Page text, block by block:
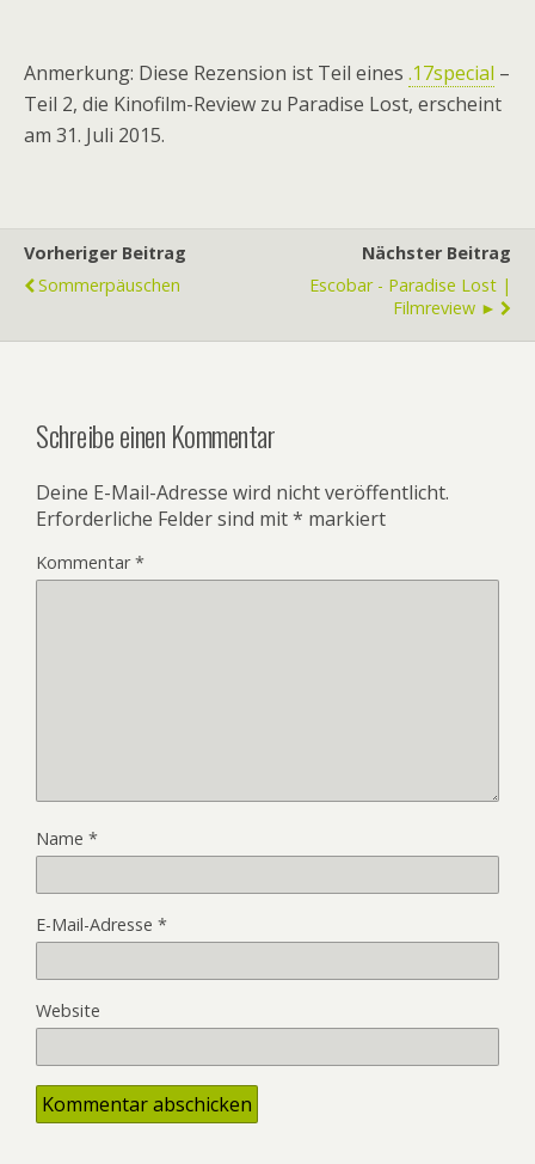
Anmerkung: Diese Rezension ist Teil eines .17special –
Teil 2, die Kinofilm-Review zu Paradise Lost, erscheint
am 31. Juli 2015.
Vorheriger Beitrag
Sommerpäuschen
Nächster Beitrag
Escobar - Paradise Lost |
Filmreview ►
Schreibe einen Kommentar
Deine E-Mail-Adresse wird nicht veröffentlicht.
Erforderliche Felder sind mit* markiert
Kommentar*
Name *
E-Mail-Adresse *
Website